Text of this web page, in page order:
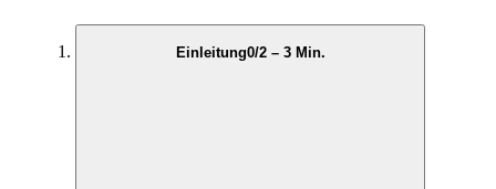
Einleitung0/2 – 3 Min.